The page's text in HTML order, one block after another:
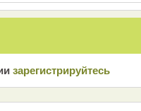
зарeгиcтрирyйтeсь